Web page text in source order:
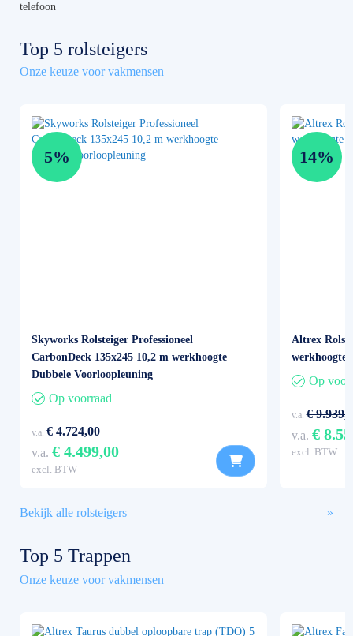
telefoon
Top 5 rolsteigers
Onze keuze voor vakmensen
5%
Skyworks Rolsteiger Professioneel
CarbonDeck 135x245 10,2 m werkhoogte
Dubbele Voorloopleuning
Op voorraad
v.a. € 4.724,00
v.a. € 4.499,00
excl. BTW
14%
Altrex
werkhoogte
Op
v.a. €
v.a. €
excl. BTW
Bekijk alle rolsteigers
Top 5 Trappen
Onze keuze voor vakmensen